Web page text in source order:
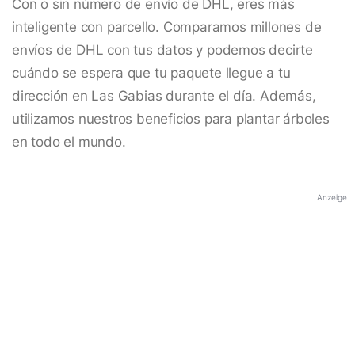
Con o sin número de envío de DHL, eres más
inteligente con parcello. Comparamos millones de
envíos de DHL con tus datos y podemos decirte
cuándo se espera que tu paquete llegue a tu
dirección en Las Gabias durante el día. Además,
utilizamos nuestros beneficios para plantar árboles
en todo el mundo.
Anzeige